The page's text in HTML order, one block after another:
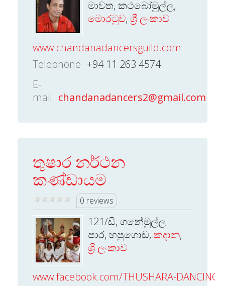
මාවත, කථබෝමුල්ල,
මොරටුව, ශ්‍රී ලංකාව
www.chandanadancersguild.com
Telephone +94 11 263 4574
E-
mail chandanadancers2@gmail.com
තුෂාර නර්ථන
කණ්ඩායම
0 reviews
121/ඩි, ගනේමුල්ල
පාර, හපුගොඩ, කදාන,
ශ්‍රී ලංකාව
www.facebook.com/THUSHARA-